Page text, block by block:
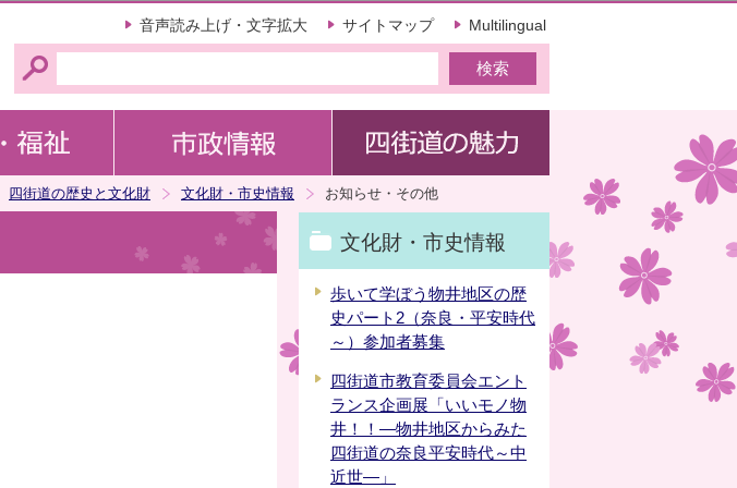
音声読み上げ・文字拡大 サイトマップ Multilingual
四街道の歴史と文化財 文化財・市史情報 お知らせ・その他
文化財・市史情報
歩いて学ぼう物井地区の歴
史パート2（奈良・平安時代
～）参加者募集
四街道市教育委員会エント
ランス企画展「いいモノ物
井！！―物井地区からみた
四街道の奈良平安時代～中
近世―」